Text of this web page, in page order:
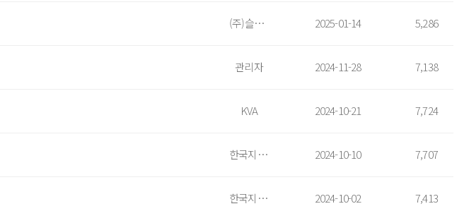
(주)슬론벤처스 2025-01-14 5,286
관리자 2024-11-28 7,138
KVA 2024-10-21 7,724
한국지식재산서비스협회 2024-10-10 7,707
한국지식재산서비스협회 2024-10-02 7,413